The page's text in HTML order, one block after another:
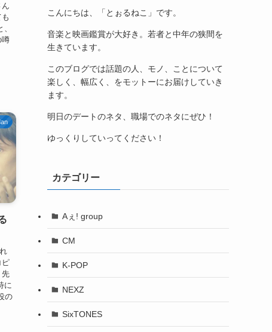
噂
ピ
先
に
の
こんにちは、「とぉるねこ」です。
音楽と映画鑑賞が大好き。若者と中年の狭間を
生きています。
このブログでは話題の人、モノ、ことについて
楽しく、幅広く、をモットーにお届けしていき
ます。
明日のデートのネタ、職場でのネタにぜひ！
ゆっくりしていってください！
カテゴリー
Aぇ! group
CM
K-POP
NEXZ
SixTONES